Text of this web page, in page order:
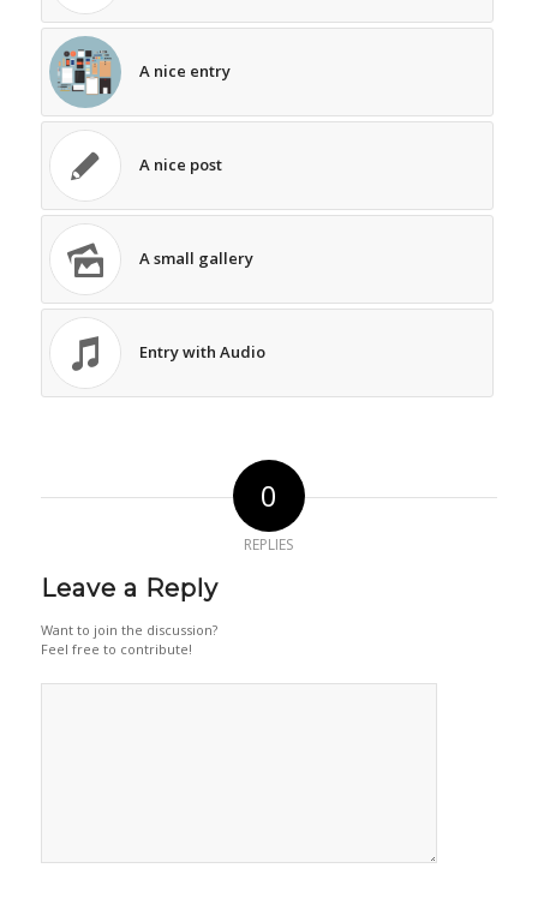
A nice entry
A nice post
A small gallery
Entry with Audio
0
REPLIES
Leave a Reply
Want to join the discussion?
Feel free to contribute!